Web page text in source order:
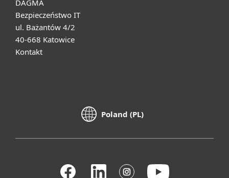
DAGMA
Bezpieczeństwo IT
ul. Bażantów 4/2
40-668 Katowice
Kontakt
Poland (PL)